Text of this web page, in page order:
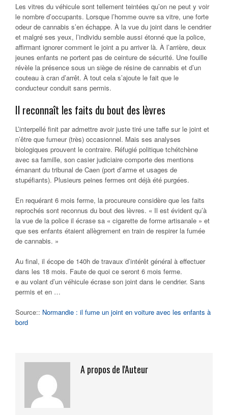
Les vitres du véhicule sont tellement teintées qu’on ne peut y voir
le nombre d’occupants. Lorsque l’homme ouvre sa vitre, une forte
odeur de cannabis s’en échappe. À la vue du joint dans le cendrier
et malgré ses yeux, l’individu semble aussi étonné que la police,
affirmant ignorer comment le joint a pu arriver là. À l’arrière, deux
jeunes enfants ne portent pas de ceinture de sécurité. Une fouille
révèle la présence sous un siège de résine de cannabis et d’un
couteau à cran d’arrêt. À tout cela s’ajoute le fait que le
conducteur conduit sans permis.
Il reconnaît les faits du bout des lèvres
L’interpellé finit par admettre avoir juste tiré une taffe sur le joint et
n’être que fumeur (très) occasionnel. Mais ses analyses
biologiques prouvent le contraire. Réfugié politique tchétchène
avec sa famille, son casier judiciaire comporte des mentions
émanant du tribunal de Caen (port d’arme et usages de
stupéfiants). Plusieurs peines fermes ont déjà été purgées.
En requérant 6 mois ferme, la procureure considère que les faits
reprochés sont reconnus du bout des lèvres. « Il est évident qu’à
la vue de la police il écrase sa « cigarette de forme artisanale » et
que ses enfants étaient allègrement en train de respirer la fumée
de cannabis. »
Au final, il écope de 140h de travaux d’intérêt général à effectuer
dans les 18 mois. Faute de quoi ce seront 6 mois ferme.
e au volant d’un véhicule écrase son joint dans le cendrier. Sans
permis et en …
Source:: Normandie : il fume un joint en voiture avec les enfants à
bord
A propos de l'Auteur